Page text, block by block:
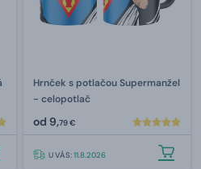
Hrnček s potlačou Supermanžel
- celopotlač
od 9,79 €
U VÁS:11.8.2026